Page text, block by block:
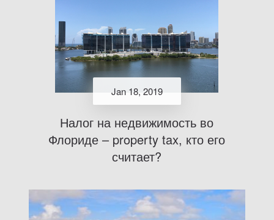
Jan 18, 2019
Налог на недвижимость во
Флориде – property tax, кто его
считает?